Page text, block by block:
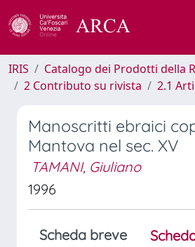
IRIS
Catalogo dei Prodotti della
2 Contributo su rivista
2.1
Manoscritti ebraici
Mantova nel sec. XV
TAMANI, Giuliano
1996
Scheda breve